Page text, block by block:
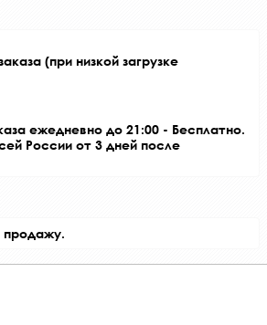
(при низкой загрузке
ежедневно до 21:00 - Бесплатно.
России от 3 дней после
продажу.